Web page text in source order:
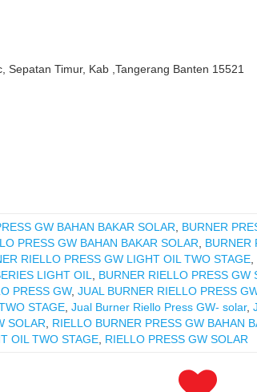
Sepatan Timur, Kab ,Tangerang Banten 15521
GW BAHAN BAKAR SOLAR BURNER
PRESS GW BAHAN BAKAR SOLAR BURNER
RIELLO PRESS GW LIGHT OIL TWO STAGE
LIGHT OIL BURNER RIELLO PRESS GW
PRESS GW, JUAL BURNER RIELLO PRESS
STAGE Jual Burner Riello Press GW- solar,
SOLAR RIELLO BURNER PRESS GW BAHAN
OIL TWO STAGE RIELLO PRESS GW SOLAR